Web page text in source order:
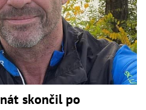
skončil po